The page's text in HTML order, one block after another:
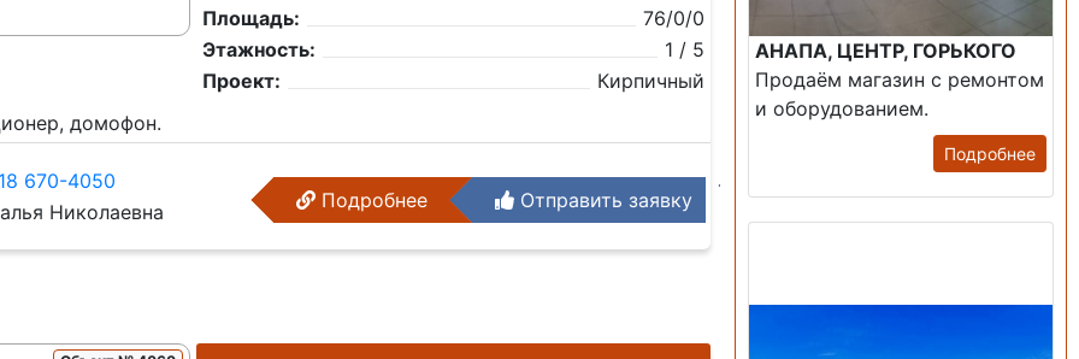
Площадь:
76/0/0
Этажность:
1 / 5
Проект:
Кирпичный
домофон.
670-4050
Николаевна
Подробнее Отправить заявку
АНАПА, ЦЕНТР, ГОРЬКОГО
Продаём магазин с ремонтом
и оборудованием.
Подробнее